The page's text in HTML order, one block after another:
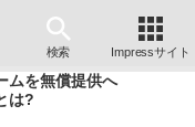
検索 Impressサイト
ムを無償提供へ
は?